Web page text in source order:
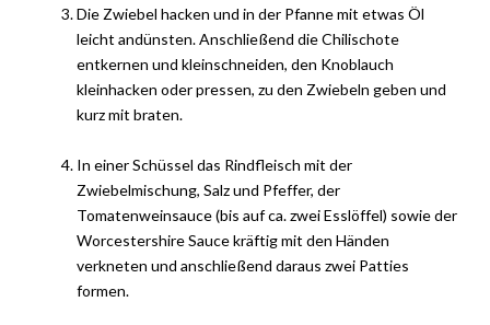
Die Zwiebel hacken und in der Pfanne mit etwas Öl
leicht andünsten. Anschließend die Chilischote
entkernen und kleinschneiden, den Knoblauch
kleinhacken oder pressen, zu den Zwiebeln geben und
kurz mit braten.
In einer Schüssel das Rindfleisch mit der
Zwiebelmischung, Salz und Pfeffer, der
Tomatenweinsauce (bis auf ca. zwei Esslöffel) sowie der
Worcestershire Sauce kräftig mit den Händen
verkneten und anschließend daraus zwei Patties
formen.